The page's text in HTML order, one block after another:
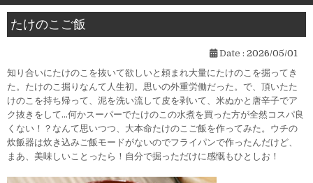
たけのこご飯
Date : 2026/05/01
知り合いにたけのこを抜いて欲しいと頼まれ大量にたけのこを掘ってき
た。たけのこ掘りなんて人生初。思いの外重労働だった。で、頂いたた
けのこを持ち帰って、泥を洗い流して皮を剥いて、米ぬかと唐辛子でア
ク抜きをして…何かスーパーでたけのこの水煮を買った方が全然コスパ良
くない！？なんて思いつつ、大本命たけのこご飯を作ってみた。ウチの
炊飯器は炊き込みご飯モードがないのでフライパンで作ったんだけど、
まあ、美味しいことったら！自分で掘っただけに感慨もひとしお！